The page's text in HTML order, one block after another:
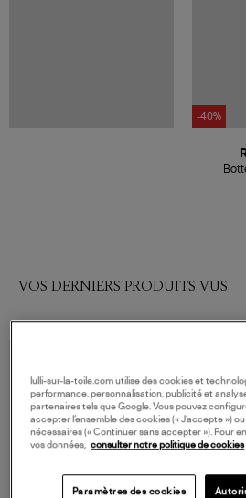
-40%
VOS DERNIERS PRODUITS VUS
lulli-sur-la-toile.com utilise des cookies et
performance, personnalisation, publicité et
partenaires tels que Google. Vous pouvez
accepter l’ensemble des cookies (« J’accepte »)
nécessaires (« Continuer sans accepter »). Pour
vos données, consulter notre politique de cookies
Paramètres des cookies